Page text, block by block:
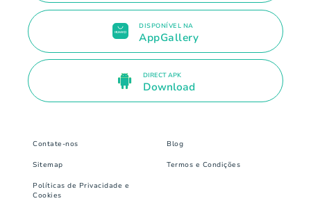
DISPONÍVEL NA
AppGallery
DIRECT APK
Download
Contate-nos Blog
Sitemap Termos e Condições
Políticas de Privacidade e
Cookies